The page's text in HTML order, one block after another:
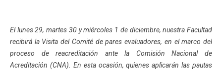
El lunes 29, martes 30 y miércoles 1 de diciembre, nuestra Facultad
recibirá la Visita del Comité de pares evaluadores, en el marco del
proceso de reacreditación ante la Comisión Nacional de
Acreditación (CNA). En esta ocasión, quienes aplicarán las pautas